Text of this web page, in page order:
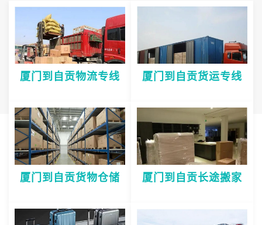
厦门到自贡物流专线 厦门到自贡货运专线
厦门到自贡货物仓储 厦门到自贡长途搬家